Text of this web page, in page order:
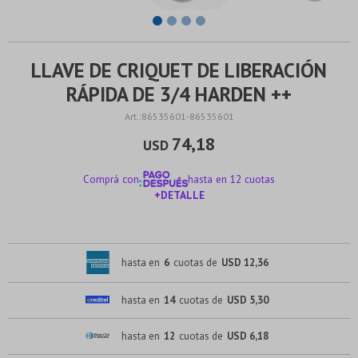
LLAVE DE CRIQUET DE LIBERACIÓN
RÁPIDA DE 3/4 HARDEN ++
86535601-86535601
USD 74,18
Comprá con
hasta en 12 cuotas
+DETALLE
hasta en 6 cuotas de USD 12,36
hasta en 14 cuotas de USD 5,30
hasta en 12 cuotas de USD 6,18